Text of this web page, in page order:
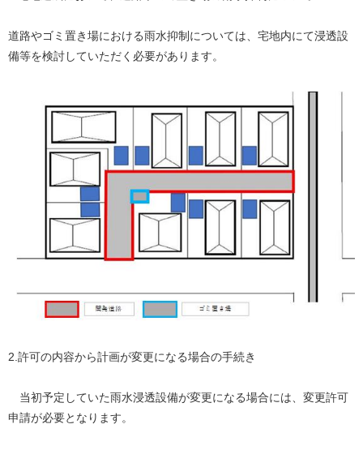
道路やゴミ置き場における雨水抑制については、宅地内にて浸透設
備等を検討していただく必要があります。
2.許可の内容から計画が変更になる場合の手続き
当初予定していた雨水浸透設備が変更になる場合には、変更許可
申請が必要となります。